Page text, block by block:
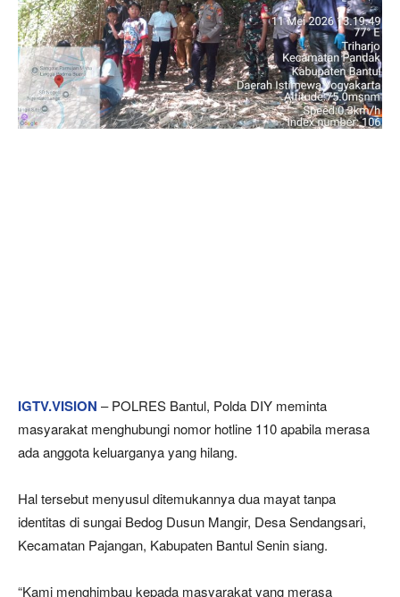
IGTV.VISION – POLRES Bantul, Polda DIY meminta
masyarakat menghubungi nomor hotline 110 apabila merasa
ada anggota keluarganya yang hilang.
Hal tersebut menyusul ditemukannya dua mayat tanpa
identitas di sungai Bedog Dusun Mangir, Desa Sendangsari,
Kecamatan Pajangan, Kabupaten Bantul Senin siang.
“Kami menghimbau kepada masyarakat yang merasa